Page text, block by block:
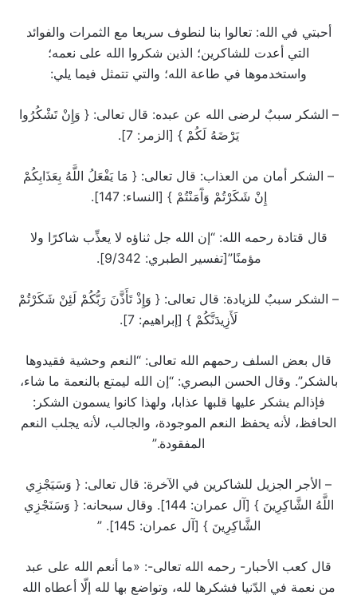
أحبتي في الله: تعالوا بنا لنطوف سريعا مع الثمرات والفوائد
التي أعدت للشاكرين؛ الذين شكروا الله على نعمه؛
واستخدموها في طاعة الله؛ والتي تتمثل فيما يلي:
– الشكر سببٌ لرضى الله عن عبده: قال تعالى: { وَإِنْ تَشْكُرُوا
يَرْضَهُ لَكُمْ } [الزمر: 7].
– الشكر أمان من العذاب: قال تعالى: { مَا يَفْعَلُ اللَّهُ بِعَذَابِكُمْ
إِنْ شَكَرْتُمْ وَآَمَنْتُمْ } [النساء: 147].
قال قتادة رحمه الله: “إن الله جل ثناؤه لا يعذِّب شاكرًا ولا
مؤمنًا”[تفسير الطبري: 9/342].
– الشكر سببٌ للزيادة: قال تعالى: { وَإِذْ تَأَذَّنَ رَبُّكُمْ لَئِنْ شَكَرْتُمْ
لَأَزِيدَنَّكُمْ } [إبراهيم: 7].
قال بعض السلف رحمهم الله تعالى: “النعم وحشية فقيدوها
بالشكر”. وقال الحسن البصري: “إن الله ليمتع بالنعمة ما شاء،
فإذالم يشكر عليها قلبها عذابا، ولهذا كانوا يسمون الشكر:
الحافظ، لأنه يحفظ النعم الموجودة، والجالب، لأنه يجلب النعم
المفقودة.”
– الأجر الجزيل للشاكرين في الآخرة: قال تعالى: { وَسَيَجْزِي
اللَّهُ الشَّاكِرِينَ } [آل عمران: 144]. وقال سبحانه: { وَسَنَجْزِي
الشَّاكِرِينَ } [آل عمران: 145]. ”
قال كعب الأحبار- رحمه الله تعالى-: «ما أنعم الله على عبد
من نعمة في الدّنيا فشكرها لله، وتواضع بها لله إلّا أعطاه الله